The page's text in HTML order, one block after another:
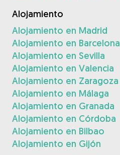
Alojamiento
Alojamiento en Madrid
Alojamiento en Barcelona
Alojamiento en Sevilla
Alojamiento en Valencia
Alojamiento en Zaragoza
Alojamiento en Málaga
Alojamiento en Granada
Alojamiento en Córdoba
Alojamiento en Bilbao
Alojamiento en Gijón